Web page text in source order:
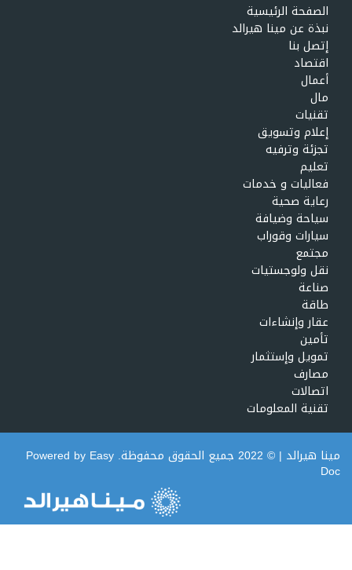
الصفحة الرئيسية
نبذة عن مينا هيرالد
إتصل بنا
اقتصاد
أعمال
مال
تقنيات
إعلام وتسويق
تجزئة وترفيه
تعليم
فعاليات و خدمات
رعاية صحية
سياحة وضيافة
سيارات وقوراب
مجتمع
نقل ولوجستيات
صناعة
طاقة
عقار وإنشاءات
تأمين
تمويل وإستثمار
مصارف
اتصالات
تقنية المعلومات
مينا هيرالد| © 2022 جميع الحقوق محفوظة. Powered by Easy
Doc